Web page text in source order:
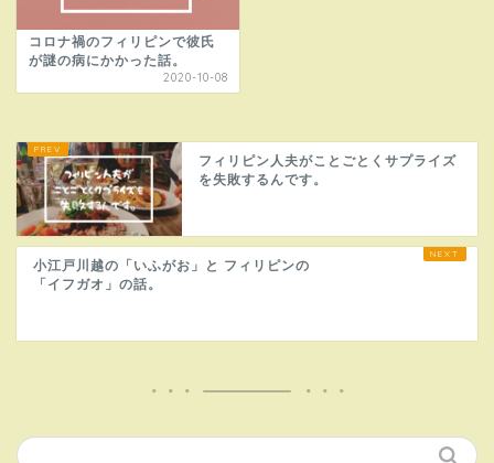
コロナ禍のフィリピンで彼氏
が謎の病にかかった話。
2020-10-08
フィリピン人夫がことごとくサプライズ
を失敗するんです。
小江戸川越の「いふがお」と フィリピン
の「イフガオ」の話。